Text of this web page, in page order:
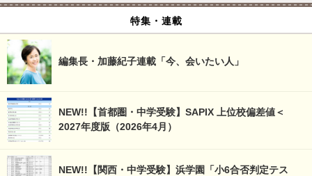
特集・連載
編集長・加藤紀子連載「今、会いたい人」
NEW!!【首都圏・中学受験】SAPIX 上位校偏差値＜
2027年度版（2026年4月）
NEW!!【関西・中学受験】浜学園「小6合否判定テス